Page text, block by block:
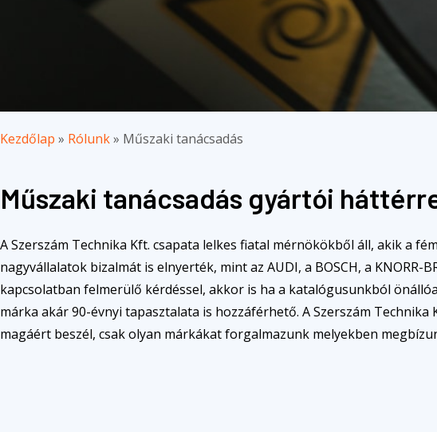
Kezdőlap » Rólunk» Műszaki tanácsadás
Műszaki tanácsadás gyártói
A Szerszám Technika Kft. csapata lelkes fiatal mérnökökből áll, akik a
nagyvállalatok bizalmát is elnyerték, mint az AUDI, a BOSCH, a KNORR-
kapcsolatban felmerülő kérdéssel, akkor is ha a katalógusunkból
márka akár 90-évnyi tapasztalata is hozzáférhető. A Szerszám
magáért beszél, csak olyan márkákat forgalmazunk melyekben